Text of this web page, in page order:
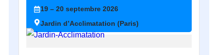
19 – 20 septembre 2026
Jardin d’Acclimatation (Paris)